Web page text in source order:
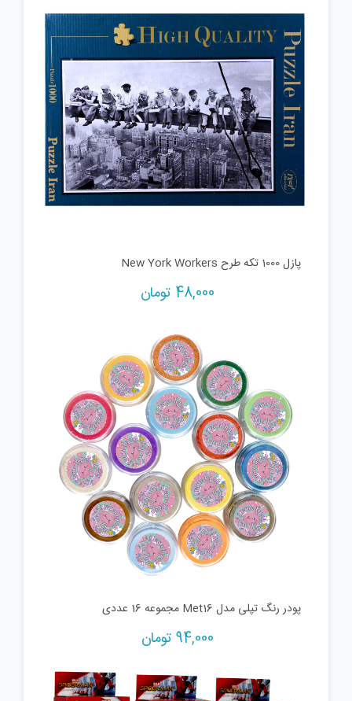
پازل 1000 تکه طرح New York Workers
48,000 تومان
پودر رنگ تپلی مدل Met16 مجموعه 16 عددی
94,000 تومان